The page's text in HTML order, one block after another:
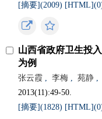
[摘要](2009) [HTML](0
山西省政府卫生投
为例
张云霞 , 李梅 , 苑静 ,
2013(11):49-50.
[摘要](1828) [HTML](0